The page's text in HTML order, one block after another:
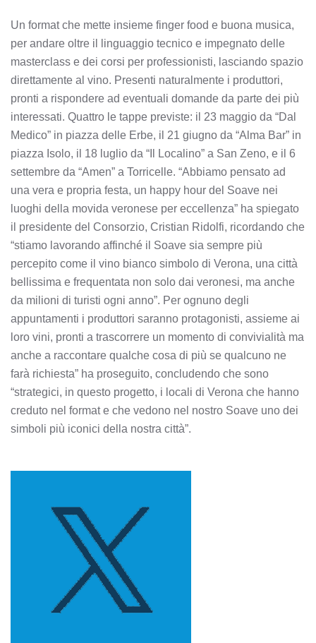
Un format che mette insieme finger food e buona musica,
per andare oltre il linguaggio tecnico e impegnato delle
masterclass e dei corsi per professionisti, lasciando spazio
direttamente al vino. Presenti naturalmente i produttori,
pronti a rispondere ad eventuali domande da parte dei più
interessati. Quattro le tappe previste: il 23 maggio da “Dal
Medico” in piazza delle Erbe, il 21 giugno da “Alma Bar” in
piazza Isolo, il 18 luglio da “Il Localino” a San Zeno, e il 6
settembre da “Amen” a Torricelle. “Abbiamo pensato ad
una vera e propria festa, un happy hour del Soave nei
luoghi della movida veronese per eccellenza” ha spiegato
il presidente del Consorzio, Cristian Ridolfi, ricordando che
“stiamo lavorando affinché il Soave sia sempre più
percepito come il vino bianco simbolo di Verona, una città
bellissima e frequentata non solo dai veronesi, ma anche
da milioni di turisti ogni anno”. Per ognuno degli
appuntamenti i produttori saranno protagonisti, assieme ai
loro vini, pronti a trascorrere un momento di convivialità ma
anche a raccontare qualche cosa di più se qualcuno ne
farà richiesta” ha proseguito, concludendo che sono
“strategici, in questo progetto, i locali di Verona che hanno
creduto nel format e che vedono nel nostro Soave uno dei
simboli più iconici della nostra città”.